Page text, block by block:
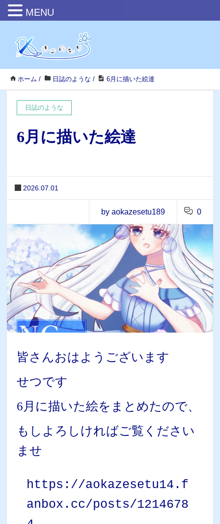
ホーム / 日誌のような / 6月に描いた絵達
日誌のような
6月に描いた絵達
2026.07.01
by aokazesetu189 0
皆さんおはようございます
せつです
6月に描いた絵をまとめたので、
もしよろしければご覧ください
ませ
https://aokazesetu14.f
anbox.cc/posts/1214678
MENU